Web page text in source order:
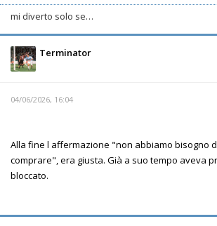
mi diverto solo se…
Terminator
04/06/2026, 16:04
Alla fine l affermazione "non abbiamo bisogno
comprare", era giusta. Già a suo tempo aveva
bloccato.